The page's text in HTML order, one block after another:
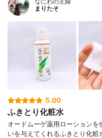
まりたそ
5.00
ふきとり化粧水
オードムーゲ薬用ローション
いを与えてくれるふきとり化粧